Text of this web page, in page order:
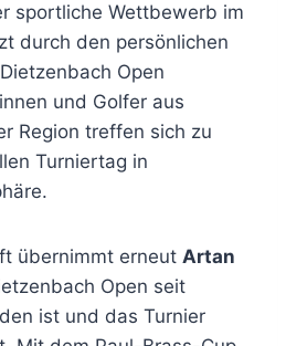
sportliche Wettbewerb im
durch den persönlichen
Open
und Golfer aus
Region treffen sich zu
Turniertag in
übernimmt erneut Artan
Open seit
ist und das Turnier